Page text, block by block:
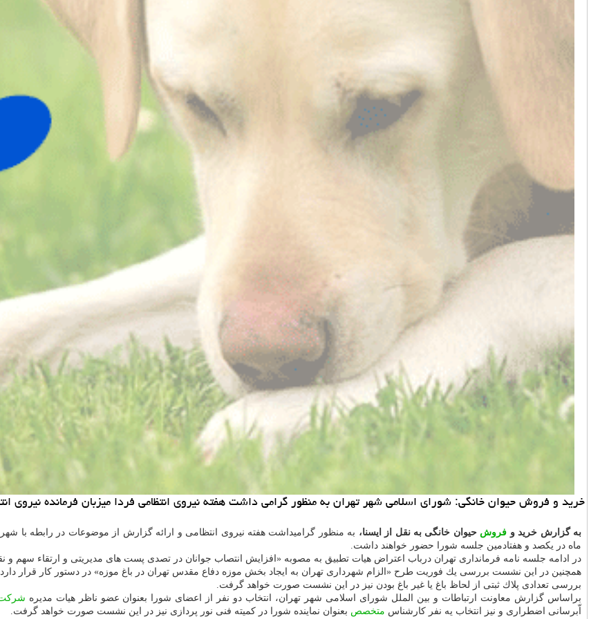
خرید و فروش حیوان خانگی: شورای اسلامی شهر تهران به منظور گرامی داشت هفته نیروی انتظامی فردا میزبان فرمانده نیروی
به گزارش خرید و فروش حیوان خانگی به نقل از ایسنا،
ماه در یكصد و هفتادمین جلسه شورا حضور خواهند داشت.
در ادامه جلسه نامه فرمانداری تهران درباب اعتراض هیات تطبیق به مصوبه «افزایش انتصاب جوانان در تصدی پست های مدیریتی و ارتقاء
همچنین در این نشست بررسی یك فوریت طرح «الزام شهرداری تهران به ایجاد بخش موزه دفاع مقدس تهران در باغ موزه» در دستور كار قرار دارد.
بررسی تعدادی پلاك ثبتی از لحاظ باغ یا غیر باغ بودن نیز در این نشست صورت خواهد گرفت.
براساس گزارش معاونت ارتباطات و بین الملل شورای اسلامی شهر تهران، انتخاب دو نفر از اعضای شورا بعنوان عضو ناظر هیات مدیره
اّبرسانی اضطراری و نیز انتخاب یه نفر كارشناس متخصص بعنوان نماینده شورا در كمیته فنی نور پردازی نیز در این نشست صورت خواهد گرفت.